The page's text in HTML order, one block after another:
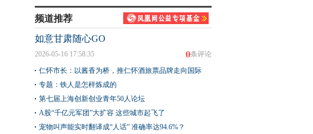
频道推荐
如意甘肃随心GO
0条评论
2026-05-16 17:58:35
仁怀市长：以酱香为桥，推仁怀酒旅票品牌走向国际
专题：铁人是怎样炼成的
第七届上海创新创业青年50人论坛
A股“千亿元军团”大扩容 这些城市起飞了
宠物叫声能实时翻译成“人话” 准确率达94.6%？